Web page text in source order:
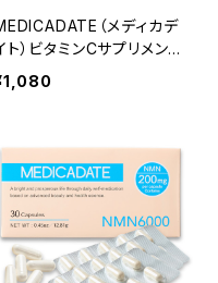
（メディカデ
ト）ビタミンCサプリメント
栄養機能食品】